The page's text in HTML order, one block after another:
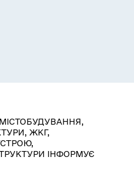
МІСТОБУДУВАННЯ,
ЖКГ,
ІНФОРМУЄ